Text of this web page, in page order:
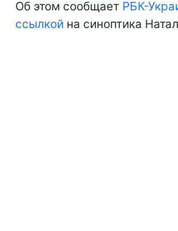
Об этом сообщает РБК-
ссылкой на синоптика